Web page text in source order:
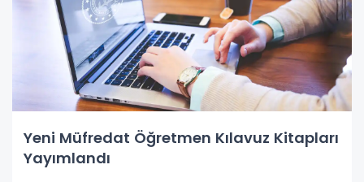
Yeni Müfredat Öğretmen Kılavuz Kitapları
Yayımlandı